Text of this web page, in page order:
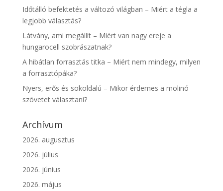
Időtálló befektetés a változó világban – Miért a tégla a
legjobb választás?
Látvány, ami megállít – Miért van nagy ereje a
hungarocell szobrászatnak?
A hibátlan forrasztás titka – Miért nem mindegy, milyen
a forrasztópáka?
Nyers, erős és sokoldalú – Mikor érdemes a molinó
szövetet választani?
Archívum
2026. augusztus
2026. július
2026. június
2026. május